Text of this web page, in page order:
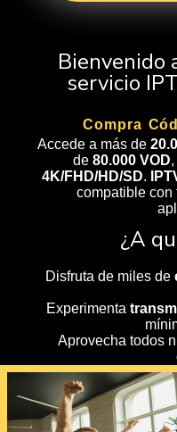
Bienvenido
servicio
Compra
Accede a más de
de 80.000 VOD
4K/FHD/HD/SD.
compatible con
¿A
Disfruta de miles de
Experimenta
Aprovecha todos